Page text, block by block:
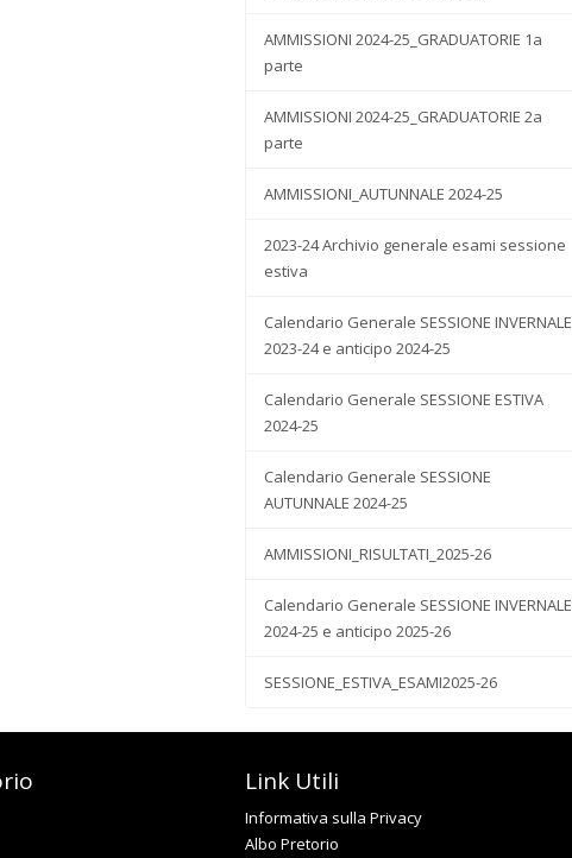
AMMISSIONI 2024-25_GRADUATORIE 1a
parte
AMMISSIONI 2024-25_GRADUATORIE 2a
parte
AMMISSIONI_AUTUNNALE 2024-25
2023-24 Archivio generale esami sessione
estiva
Calendario Generale SESSIONE INVERNALE
2023-24 e anticipo 2024-25
Calendario Generale SESSIONE ESTIVA
2024-25
Calendario Generale SESSIONE
AUTUNNALE 2024-25
AMMISSIONI_RISULTATI_2025-26
Calendario Generale SESSIONE INVERNALE
2024-25 e anticipo 2025-26
SESSIONE_ESTIVA_ESAMI2025-26
Link Utili
Informativa sulla Privacy
Albo Pretorio